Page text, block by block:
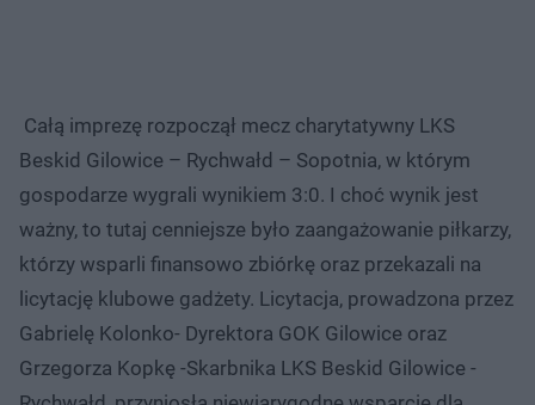
Całą imprezę rozpoczął mecz charytatywny LKS
Beskid Gilowice – Rychwałd – Sopotnia, w którym
gospodarze wygrali wynikiem 3:0. I choć wynik jest
ważny, to tutaj cenniejsze było zaangażowanie piłkarzy,
którzy wsparli finansowo zbiórkę oraz przekazali na
licytację klubowe gadżety. Licytacja, prowadzona przez
Gabrielę Kolonko- Dyrektora GOK Gilowice oraz
Grzegorza Kopkę -Skarbnika LKS Beskid Gilowice -